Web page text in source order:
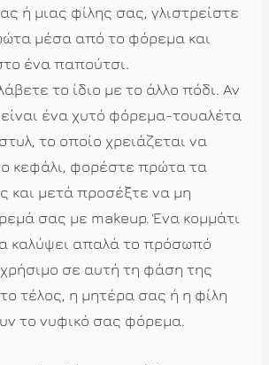
ή μιας φίλης σας, γλιστρείστε
μέσα από το φόρεμα και
ένα παπούτσι.
το ίδιο με το άλλο πόδι. Αν
ένα χυτό φόρεμα-τουαλέτα
το οποίο χρειάζεται να
κεφάλι, φορέστε πρώτα τα
και μετά προσέξτε να μη
σας με makeup. Ένα κομμάτι
καλύψει απαλά το πρόσωπό
σε αυτή τη φάση της
τέλος, η μητέρα σας ή η φίλη
το νυφικό σας φόρεμα.